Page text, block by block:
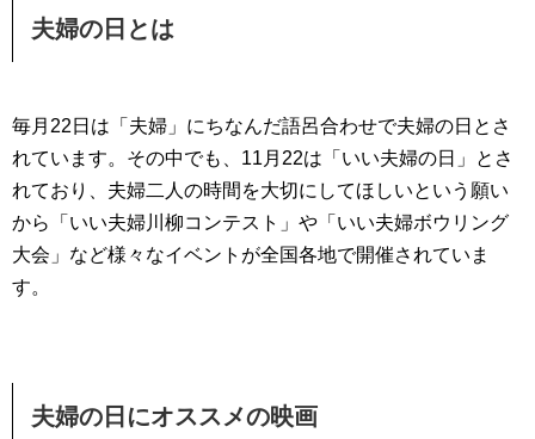
夫婦の日とは
毎月22日は「夫婦」にちなんだ語呂合わせで夫婦の日とさ
れています。その中でも、11月22は「いい夫婦の日」とさ
れており、夫婦二人の時間を大切にしてほしいという願い
から「いい夫婦川柳コンテスト」や「いい夫婦ボウリング
大会」など様々なイベントが全国各地で開催されていま
す。
夫婦の日にオススメの映画